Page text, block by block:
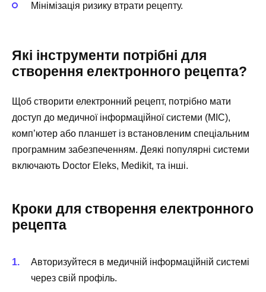
Мінімізація ризику втрати рецепту.
Які інструменти потрібні для
створення електронного рецепта?
Щоб створити електронний рецепт, потрібно мати
доступ до медичної інформаційної системи (МІС),
комп’ютер або планшет із встановленим спеціальним
програмним забезпеченням. Деякі популярні системи
включають Doctor Eleks, Medikit, та інші.
Кроки для створення електронного
рецепта
Авторизуйтеся в медичній інформаційній системі
через свій профіль.